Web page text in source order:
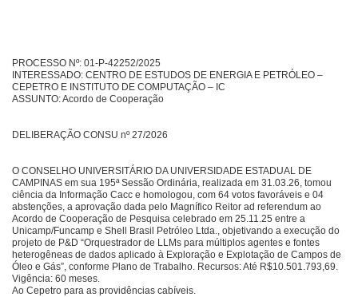
PROCESSO Nº: 01-P-42252/2025
INTERESSADO: CENTRO DE ESTUDOS DE ENERGIA E PETRÓLEO –
CEPETRO E INSTITUTO DE COMPUTAÇÃO – IC
ASSUNTO: Acordo de Cooperação
DELIBERAÇÃO CONSU nº 27/2026
O CONSELHO UNIVERSITÁRIO DA UNIVERSIDADE ESTADUAL DE
CAMPINAS em sua 195ª Sessão Ordinária, realizada em 31.03.26, tomou
ciência da Informação Cacc e homologou, com 64 votos favoráveis e 04
abstenções, a aprovação dada pelo Magnífico Reitor ad referendum ao
Acordo de Cooperação de Pesquisa celebrado em 25.11.25 entre a
Unicamp/Funcamp e Shell Brasil Petróleo Ltda., objetivando a execução do
projeto de P&D “Orquestrador de LLMs para múltiplos agentes e fontes
heterogêneas de dados aplicado à Exploração e Explotação de Campos de
Óleo e Gás”, conforme Plano de Trabalho. Recursos: Até R$10.501.793,69.
Vigência: 60 meses.
Ao Cepetro para as providências cabíveis.